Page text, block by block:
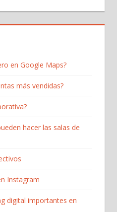
en Google Maps?
más vendidas?
hacer las salas de
Instagram
digital importantes en